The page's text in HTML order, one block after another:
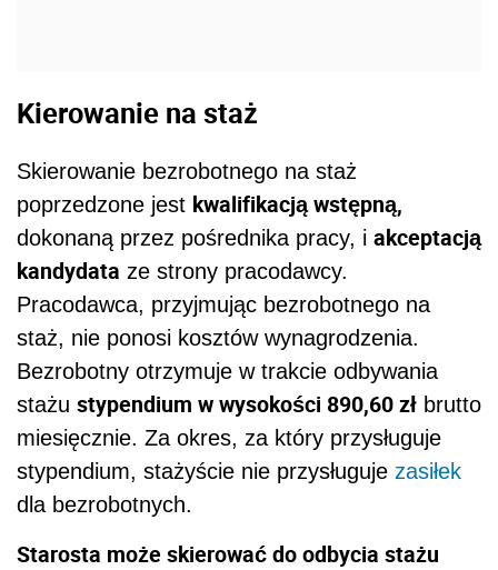
Kierowanie na staż
Skierowanie bezrobotnego na staż
poprzedzone jest kwalifikacją wstępną,
dokonaną przez pośrednika pracy, i akceptacją
kandydata ze strony pracodawcy.
Pracodawca, przyjmując bezrobotnego na
staż, nie ponosi kosztów wynagrodzenia.
Bezrobotny otrzymuje w trakcie odbywania
stażu stypendium w wysokości 890,60 zł brutto
miesięcznie. Za okres, za który przysługuje
stypendium, stażyście nie przysługuje zasiłek
dla bezrobotnych.
Starosta może skierować do odbycia stażu